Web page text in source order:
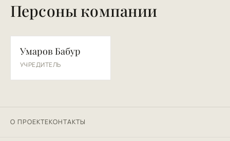
Персоны компании
УБ
Умаров Бабур
УЧРЕДИТЕЛЬ
О ПРОЕКТЕКОНТАКТЫ